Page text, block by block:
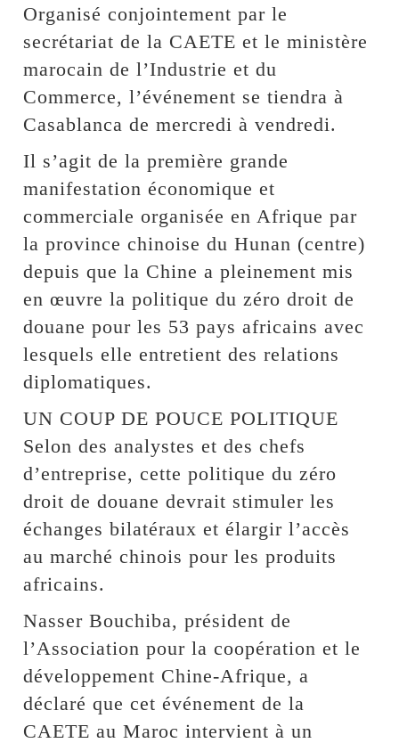
Organisé conjointement par le
secrétariat de la CAETE et le ministère
marocain de l’Industrie et du
Commerce, l’événement se tiendra à
Casablanca de mercredi à vendredi.
Il s’agit de la première grande
manifestation économique et
commerciale organisée en Afrique par
la province chinoise du Hunan (centre)
depuis que la Chine a pleinement mis
en œuvre la politique du zéro droit de
douane pour les 53 pays africains avec
lesquels elle entretient des relations
diplomatiques.
UN COUP DE POUCE POLITIQUE
Selon des analystes et des chefs
d’entreprise, cette politique du zéro
droit de douane devrait stimuler les
échanges bilatéraux et élargir l’accès
au marché chinois pour les produits
africains.
Nasser Bouchiba, président de
l’Association pour la coopération et le
développement Chine-Afrique, a
déclaré que cet événement de la
CAETE au Maroc intervient à un